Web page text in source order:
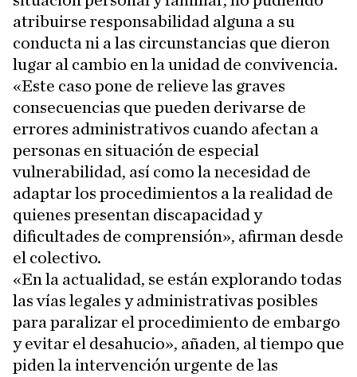
atribuirse responsabilidad alguna a su
conducta ni a las circunstancias que dieron
lugar al cambio en la unidad de convivencia.
«Este caso pone de relieve las graves
consecuencias que pueden derivarse de
errores administrativos cuando afectan a
personas en situación de especial
vulnerabilidad, así como la necesidad de
adaptar los procedimientos a la realidad de
quienes presentan discapacidad y
dificultades de comprensión», afirman desde
el colectivo.
«En la actualidad, se están explorando todas
las vías legales y administrativas posibles
para paralizar el procedimiento de embargo
y evitar el desahucio», añaden, al tiempo que
piden la intervención urgente de las